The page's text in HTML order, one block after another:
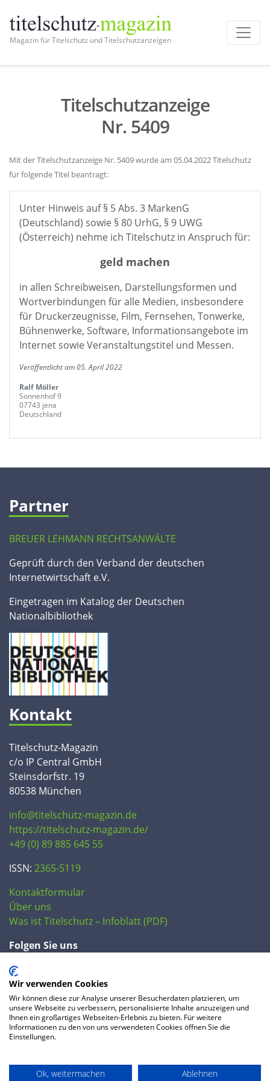
Magazin für Titelschutz und Titelschutzanzeigen
Titelschutzanzeige
Nr. 5409
Mit der Titelschutzanzeige Nr. 5409 wurde am 05.04.2022 Titelschutz
für folgende Titel beantragt:
Unter Hinweis auf § 5 Abs. 3 MarkenG
(Deutschland) sowie § 80 UrhG, § 9 UWG
(Österreich) nehme ich Titelschutz in Anspruch für:
geld machen
in allen Schreibweisen, Darstellungsformen und
Wortverbindungen für alle Medien, insbesondere
für Druckerzeugnisse, Film, Fernsehen, Tonwerke,
Bühnenwerke, Software, Informationsangebote im
Internet sowie Veranstaltungstitel und Messen.
Veröffentlicht am 05. April 2022
Ralf Möller
Sonnenhof 9
07743 jena
Deutschland
Partner
BREUER LEHMANN RECHTSANWÄLTE
Geprüft durch den Verband der deutschen
Internetwirtschaft e.V.
Eingetragen im Katalog der Deutschen
Nationalbibliothek
Kontakt
Titelschutz-Magazin
c/o IP Central GmbH
Steinsdorfstr. 19
80538 München
info@titelschutz-magazin.de
https://titelschutz-magazin.de/
+49 (0) 89 885 645 55
ISSN: 2365-5119
Kontaktformular
Über uns
Was ist Titelschutz – Infoblatt (PDF)
Folgen Sie uns
FAQ
Datenschutzerklärung AGB Preise
Wir verwenden Cookies
Wir können diese zur Analyse unserer Besucherdaten platzieren, um
unsere Webseite zu verbessern, personalisierte Inhalte anzuzeigen und
Ihnen ein großartiges Webseiten-Erlebnis zu bieten. Für weitere
Informationen zu den von uns verwendeten Cookies öffnen Sie die
Einstellungen.
Ok, weitermachen Ablehnen